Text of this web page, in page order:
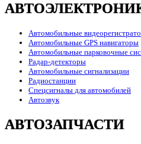
Автомобильные
Автомобильные GPS навигаторы
Автомобильные парковочные
Радар-детекторы
Автомобильные сигнализации
Радиостанции
Спецсигналы для автомобилей
Автозвук
АВТОЗАПЧАСТИ